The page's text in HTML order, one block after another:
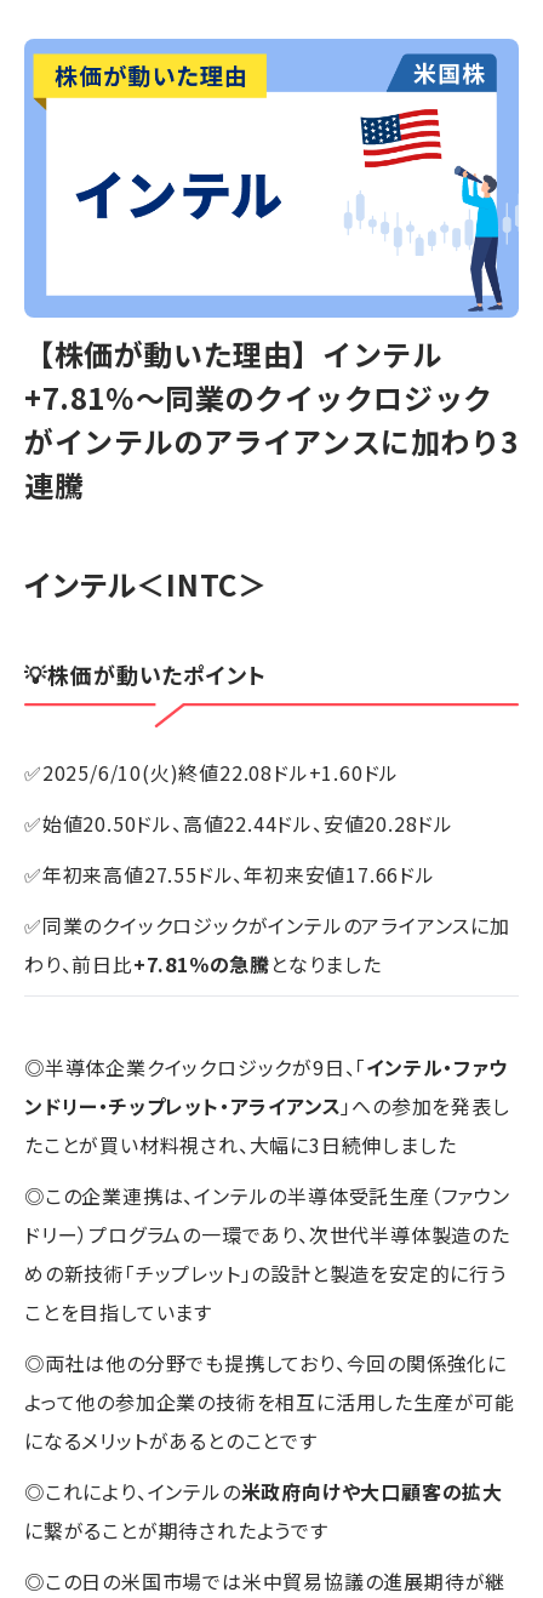
【株価が動いた理由】インテル
+7.81％～同業のクイックロジック
がインテルのアライアンスに加わり3
連騰
インテル＜INTC＞
💡株価が動いたポイント
✅2025/6/10(火)終値22.08ドル+1.60ドル
✅始値20.50ドル、高値22.44ドル、安値20.28ドル
✅年初来高値27.55ドル、年初来安値17.66ドル
✅同業のクイックロジックがインテルのアライアンスに加
わり、前日比+7.81％の急騰となりました
◎半導体企業クイックロジックが9日、「インテル・ファウ
ンドリー・チップレット・アライアンス 」への参加を発表し
たことが買い材料視され、大幅に3日続伸しました
◎この企業連携は、インテルの半導体受託生産（ファウン
ドリー）プログラムの一環であり、次世代半導体製造のた
めの新技術「チップレット」の設計と製造を安定的に行う
ことを目指しています
◎両社は他の分野でも提携しており、今回の関係強化に
よって他の参加企業の技術を相互に活用した生産が可能
になるメリットがあるとのことです
◎これにより、インテルの米政府向けや大口顧客の拡大
に繋がることが期待されたようです
◎この日の米国市場では米中貿易協議の進展期待が継